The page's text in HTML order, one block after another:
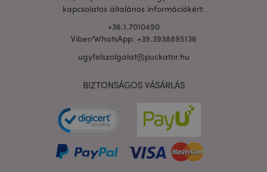
kapcsolatos általános információkért:
+36.1.7010490
Viber/WhatsApp: +39.3938895136
ugyfelszolgalat@puckator.hu
BIZTONSÁGOS VÁSÁRLÁS